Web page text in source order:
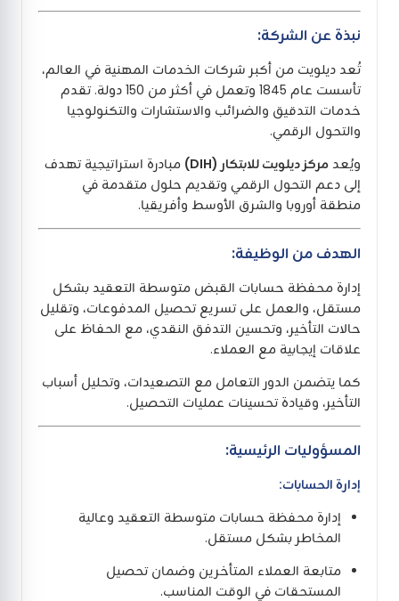
نبذة عن الشركة:
تُعد ديلويت من أكبر شركات الخدمات المهنية في العالم،
تأسست عام 1845 وتعمل في أكثر من 150 دولة. تقدم
خدمات التدقيق والضرائب والاستشارات والتكنولوجيا
والتحول الرقمي.
ويُعد مركز ديلويت للابتكار (DIH)
مبادرة استراتيجية تهدف
إلى دعم التحول الرقمي وتقديم حلول متقدمة في
منطقة أوروبا والشرق الأوسط وأفريقيا.
الهدف من الوظيفة:
إدارة محفظة حسابات القبض متوسطة التعقيد بشكل
مستقل، والعمل على تسريع تحصيل المدفوعات، وتقليل
حالات التأخير، وتحسين التدفق النقدي، مع الحفاظ على
علاقات إيجابية مع العملاء.
كما يتضمن الدور التعامل مع التصعيدات، وتحليل أسباب
التأخير، وقيادة تحسينات عمليات التحصيل.
المسؤوليات الرئيسية:
إدارة الحسابات:
إدارة محفظة حسابات متوسطة التعقيد وعالية
المخاطر بشكل مستقل.
متابعة العملاء المتأخرين وضمان تحصيل
المستحقات في الوقت المناسب.